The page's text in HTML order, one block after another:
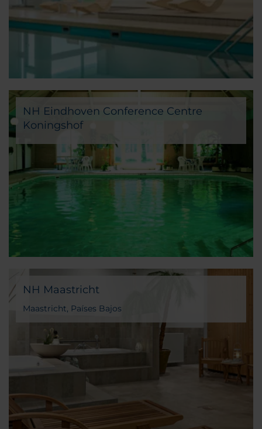
NH Eindhoven Conference Centre
Koningshof
Veldhoven, Países Bajos
NH Maastricht
Maastricht, Países Bajos